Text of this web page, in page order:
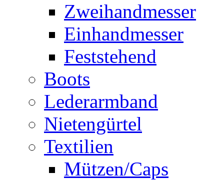
Zweihandmesser
Einhandmesser
Feststehend
Boots
Lederarmband
Nietengürtel
Textilien
Mützen/Caps